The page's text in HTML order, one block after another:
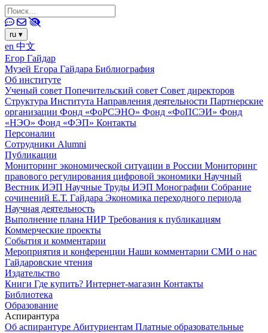
ru ▾
en 中文
Егор Гайдар
Музей Егора Гайдара Библиография
Об институте
Ученый совет Попечительский совет Совет директоров
Структура Института Направления деятельности Партнерские
организации Фонд «ФоРСЭНО» Фонд «ФоПСЭИ» Фонд
«НЭО» Фонд «ФЭП» Контакты
Персоналии
Сотрудники Alumni
Публикации
Мониторинг экономической ситуации в России Мониторинг
правового регулирования цифровой экономики Научный
Вестник ИЭП Научные Труды ИЭП Монографии Собрание
сочинений Е.Т. Гайдара Экономика переходного периода
Научная деятельность
Выполнение плана НИР Требования к публикациям
Коммерческие проекты
События и комментарии
Мероприятия и конференции Наши комментарии СМИ о нас
Гайдаровские чтения
Издательство
Книги Где купить? Интернет-магазин Контакты
Библиотека
Образование
Аспирантура
Об аспирантуре Абитуриентам Платные образовательные